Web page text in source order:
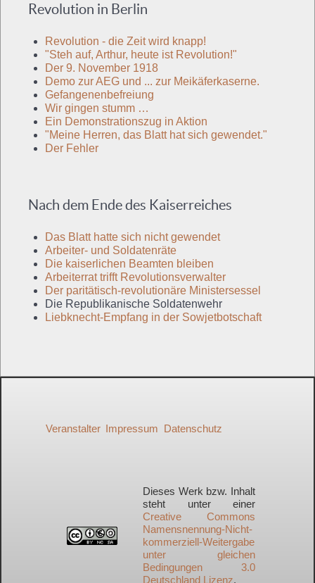
Revolution in Berlin
Revolution - die Zeit wird knapp!
"Steh auf, Arthur, heute ist Revolution!"
Der 9. November 1918
Demo zur AEG und ... zur Meikäferkaserne.
Gefangenenbefreiung
Wir gingen stumm …
Ein Demonstrationszug in Aktion
"Meine Herren, das Blatt hat sich gewendet."
Der Fehler
Nach dem Ende des Kaiserreiches
Das Blatt hatte sich nicht gewendet
Arbeiter- und Soldatenräte
Die kaiserlichen Beamten bleiben
Arbeiterrat trifft Revolutionsverwalter
Der paritätisch-revolutionäre Ministersessel
Die Republikanische Soldatenwehr
Liebknecht-Empfang in der Sowjetbotschaft
Veranstalter Impressum Datenschutz
Dieses Werk bzw. Inhalt
steht unter einer
Creative Commons
Namensnennung-Nicht-
kommerziell-Weitergabe
unter gleichen
Bedingungen 3.0
Deutschland Lizenz.